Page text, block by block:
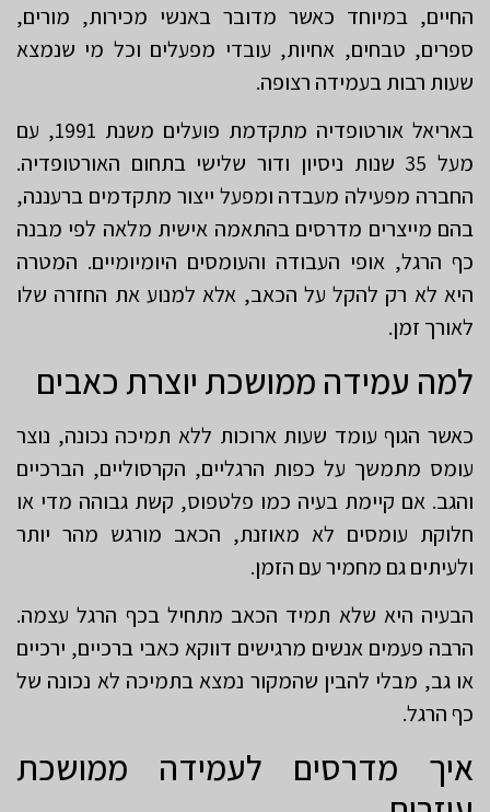
החיים, במיוחד כאשר מדובר באנשי מכירות, מורים,
ספרים, טבחים, אחיות, עובדי מפעלים וכל מי שנמצא
שעות רבות בעמידה רצופה.
באריאל אורטופדיה מתקדמת פועלים משנת 1991, עם
מעל 35 שנות ניסיון ודור שלישי בתחום האורטופדיה.
החברה מפעילה מעבדה ומפעל ייצור מתקדמים ברעננה,
בהם מייצרים מדרסים בהתאמה אישית מלאה לפי מבנה
כף הרגל, אופי העבודה והעומסים היומיומיים. המטרה
היא לא רק להקל על הכאב, אלא למנוע את החזרה שלו
לאורך זמן.
למה עמידה ממושכת יוצרת כאבים
כאשר הגוף עומד שעות ארוכות ללא תמיכה נכונה, נוצר
עומס מתמשך על כפות הרגליים, הקרסוליים, הברכיים
והגב. אם קיימת בעיה כמו פלטפוס, קשת גבוהה מדי או
חלוקת עומסים לא מאוזנת, הכאב מורגש מהר יותר
ולעיתים גם מחמיר עם הזמן.
הבעיה היא שלא תמיד הכאב מתחיל בכף הרגל עצמה.
הרבה פעמים אנשים מרגישים דווקא כאבי ברכיים, ירכיים
או גב, מבלי להבין שהמקור נמצא בתמיכה לא נכונה של
כף הרגל.
איך מדרסים לעמידה ממושכת